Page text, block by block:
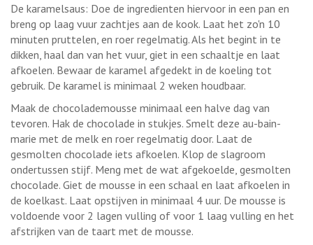
De karamelsaus: Doe de ingredienten hiervoor in een pan en
breng op laag vuur zachtjes aan de kook. Laat het zo'n 10
minuten pruttelen, en roer regelmatig. Als het begint in te
dikken, haal dan van het vuur, giet in een schaaltje en laat
afkoelen. Bewaar de karamel afgedekt in de koeling tot
gebruik. De karamel is minimaal 2 weken houdbaar.
Maak de chocolademousse minimaal een halve dag van
tevoren. Hak de chocolade in stukjes. Smelt deze au-bain-
marie met de melk en roer regelmatig door. Laat de
gesmolten chocolade iets afkoelen. Klop de slagroom
ondertussen stijf. Meng met de wat afgekoelde, gesmolten
chocolade. Giet de mousse in een schaal en laat afkoelen in
de koelkast. Laat opstijven in minimaal 4 uur. De mousse is
voldoende voor 2 lagen vulling of voor 1 laag vulling en het
afstrijken van de taart met de mousse.